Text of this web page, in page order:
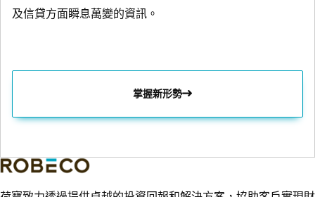
及信貸方面瞬息萬變的資訊。
掌握新形勢